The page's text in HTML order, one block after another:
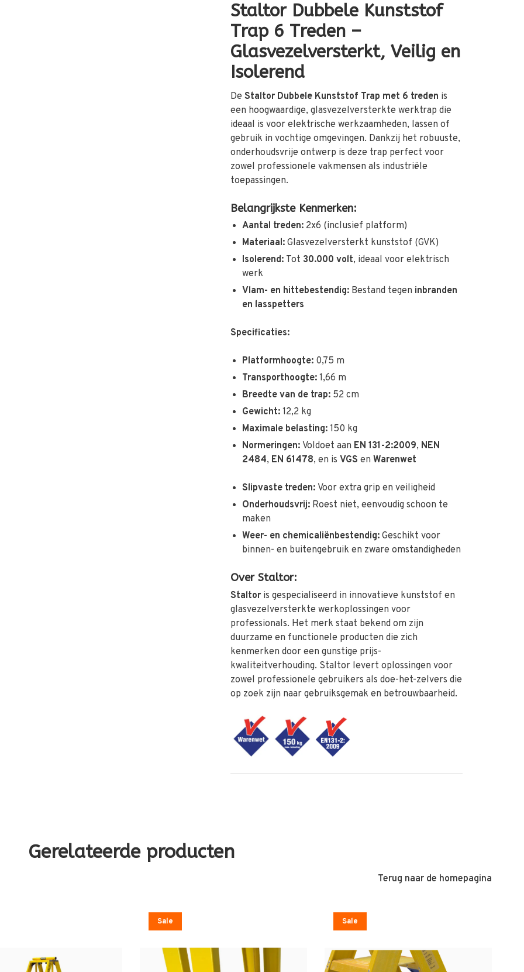
Staltor Dubbele Kunststof
Trap 6 Treden –
Glasvezelversterkt, Veilig en
Isolerend
DeStaltor Dubbele Kunststof Trap met 6 treden is
een hoogwaardige, glasvezelversterkte werktrap die
ideaal is voor elektrische werkzaamheden, lassen of
gebruik in vochtige omgevingen. Dankzij het robuuste,
onderhoudsvrije ontwerp is deze trap perfect voor
zowel professionele vakmensen als industriële
toepassingen.
Belangrijkste Kenmerken:
Aantal treden: 2x6 (inclusief platform)
Materiaal: Glasvezelversterkt kunststof (GVK)
Isolerend: Tot30.000 volt, ideaal voor elektrisch
werk
Vlam- en hittebestendig: Bestand tegen inbranden
en lasspetters
Specificaties:
Platformhoogte: 0,75 m
Transporthoogte: 1,66 m
Breedte van de trap: 52 cm
Gewicht: 12,2 kg
Maximale belasting: 150 kg
Normeringen: Voldoet aan EN 131-2:2009, NEN
2484, EN 61478, en is VGS en Warenwet
Slipvaste treden: Voor extra grip en veiligheid
Onderhoudsvrij: Roest niet, eenvoudig schoon te
maken
Weer- en chemicaliënbestendig: Geschikt voor
binnen- en buitengebruik en zware omstandigheden
Over Staltor:
Staltor is gespecialiseerd in innovatieve kunststof en
glasvezelversterkte werkoplossingen voor
professionals. Het merk staat bekend om zijn
duurzame en functionele producten die zich
kenmerken door een gunstige prijs-
kwaliteitverhouding. Staltor levert oplossingen voor
zowel professionele gebruikers als doe-het-zelvers die
op zoek zijn naar gebruiksgemak en betrouwbaarheid.
Gerelateerde producten
Terug naar de homepagina
Sale Sale